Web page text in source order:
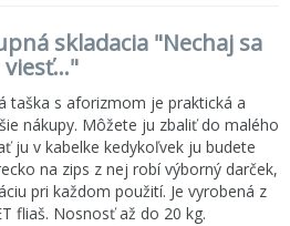
skladacia "Nechaj sa
viesť..."
taška s aforizmom je praktická a
nákupy. Môžete ju zbaliť do malého
ju v kabelke kedykoľvek ju budete
na zips z nej robí výborný darček,
pri každom použití. Je vyrobená z
fliaš. Nosnosť až do 20 kg.